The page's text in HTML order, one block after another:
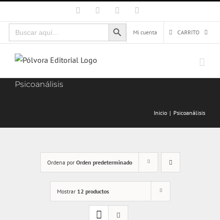
al
contenido
Facebook Instagram
Buscar:
Botón de búsqueda
Mi cuenta
CARRITO
Psicoanálisis
Inicio Psicoanálisis
Ordena por Orden predeterminado
Mostrar 12 productos